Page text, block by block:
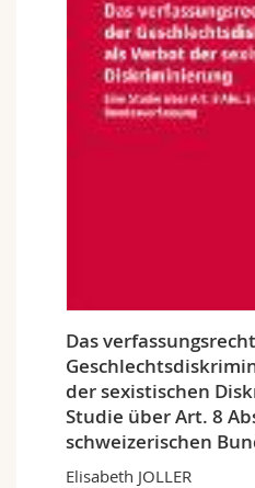
Das
der sexistischen
Studie über Art. 8
schweizerischen
Elisabeth JOLLER